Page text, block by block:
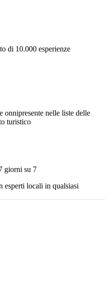
di 10.000 esperienze
onnipresente nelle liste delle
turistico
giorni su 7
esperti locali in qualsiasi